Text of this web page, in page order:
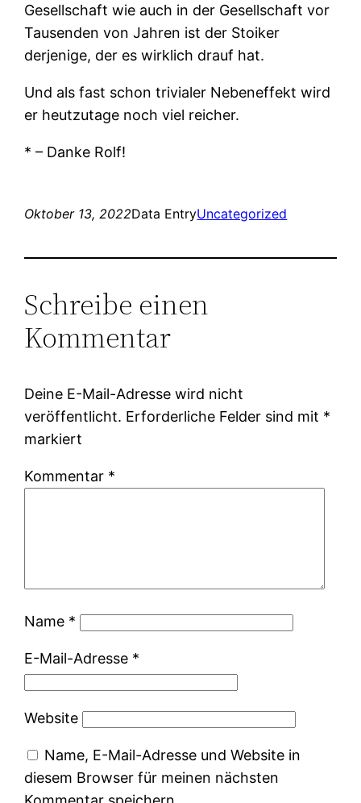
Gesellschaft wie auch in der Gesellschaft vor
Tausenden von Jahren ist der Stoiker
derjenige, der es wirklich drauf hat.
Und als fast schon trivialer Nebeneffekt wird
er heutzutage noch viel reicher.
* – Danke Rolf!
Oktober 13, 2022Data EntryUncategorized
Schreibe einen
Kommentar
Deine E-Mail-Adresse wird nicht
veröffentlicht. Erforderliche Felder sind mit *
markiert
Kommentar *
Name *
E-Mail-Adresse *
Website
Name, E-Mail-Adresse und Website in
diesem Browser für meinen nächsten